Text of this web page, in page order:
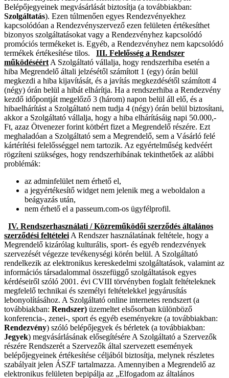
Belépőjegyeinek megvásárlását biztosítja (a továbbiakban:
Szolgáltatás). Ezen túlmenően egyes Rendezvényekhez
kapcsolódóan a Rendezvényszervező ezen felületen értékesíthet
bizonyos szolgáltatásokat vagy a Rendezvényhez kapcsolódó
promóciós termékeket is. Egyéb, a Rendezvényhez nem kapcsolódó
termékek értékesítése tilos. III. Felelősség a Rendszer
működéséért A Szolgáltató vállalja, hogy rendszerhiba esetén a
hiba Megrendelő általi jelzésétől számított 1 (egy) órán belül
megkezdi a hiba kijavítását, és a javítás megkezdésétől számított 4
(négy) órán belül a hibát elhárítja. Ha a rendszerhiba a Rendezvény
kezdő időpontját megelőző 3 (három) napon belül áll elő, és a
hibaelhárítást a Szolgáltató nem tudja 4 (négy) órán belül biztosítani,
akkor a Szolgáltató vállalja, hogy a hiba elhárításáig napi 50.000,-
Ft, azaz Ötvenezer forint kötbért fizet a Megrendelő részére. Ezt
meghaladóan a Szolgáltató sem a Megrendelő, sem a Vásárló felé
kártérítési felelősséggel nem tartozik. Az egyértelműség kedvéért
rögzíteni szükséges, hogy rendszerhibának tekinthetőek az alábbi
problémák:
az adminfelület nem érhető el,
a jegyértékesítő widget nem jelenik meg a weboldalon a
beágyazás után,
nem érhető el a passeum.com-os ügyfélprofil.
IV. Rendszerhasználati / Közreműködői szerződés általános
szerződési feltételei A Rendszer használatának feltétele, hogy a
Megrendelő kizárólag kulturális, sport- és egyéb rendezvények
szervezését végezze tevékenységi körén belül. A Szolgáltató
rendelkezik az elektronikus kereskedelmi szolgáltatások, valamint az
információs társadalommal összefüggő szolgáltatások egyes
kérdéseiről szóló 2001. évi CVIII törvényben foglalt feltételeknek
megfelelő technikai és személyi feltételekkel jegyárusítás
lebonyolításához. A Szolgáltató online internetes rendszert (a
továbbiakban: Rendszer) üzemeltet elsősorban különböző
konferencia-, zenei-, sport és egyéb eseményekre (a továbbiakban:
Rendezvény) szóló belépőjegyek és bérletek (a továbbiakban:
Jegyek) megvásárlásának elősegítésére A Szolgáltató a Szervezők
részére Rendszerét a Szervezők által szervezett események
belépőjegyeinek értékesítése céljából biztosítja, melynek részletes
szabályait jelen ÁSZF tartalmazza. Amennyiben a Megrendelő az
elektronikus felületen bepipálja az „Elfogadom az általános